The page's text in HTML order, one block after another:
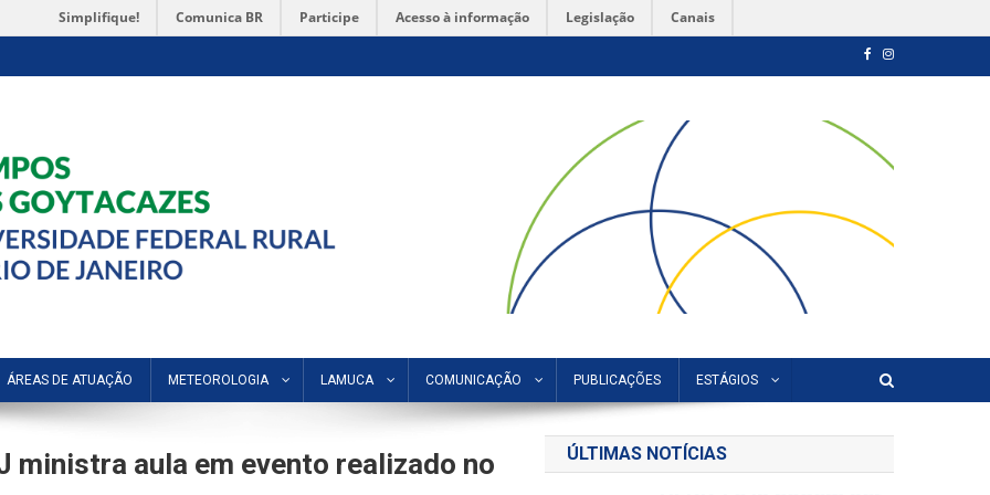
Simplifique! Comunica BR Participe Acesso à informação Legislação Canais
ÁREAS DE ATUAÇÃO METEOROLOGIA LAMUCA COMUNICAÇÃO PUBLICAÇÕES ESTÁGIOS
ministra aula em evento realizado no
ÚLTIMAS NOTÍCIAS